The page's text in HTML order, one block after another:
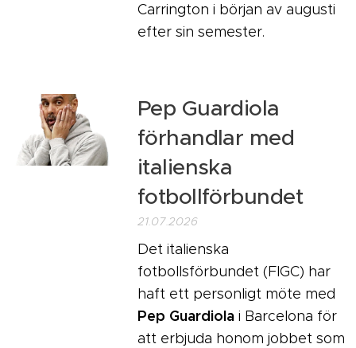
Carrington i början av augusti
efter sin semester.
Pep Guardiola
förhandlar med
italienska
fotbollförbundet
21.07.2026
Det italienska
fotbollsförbundet (FIGC) har
haft ett personligt möte med
Pep Guardiolai Barcelona för
att erbjuda honom jobbet som